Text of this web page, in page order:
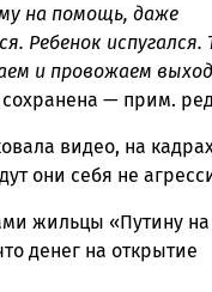
на помощь, даже
Ребенок испугался.
и провожаем
— прим.
видео, на
они себя не
жильцы «Путину на
денег на открытие